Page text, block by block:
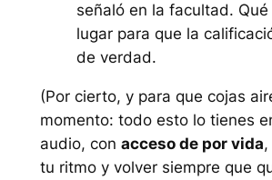
señaló en la facultad.
lugar para que la
de verdad.
(Por cierto, y para que cojas
momento: todo esto lo tienes
audio, con acceso de por vida
tu ritmo y volver siempre que